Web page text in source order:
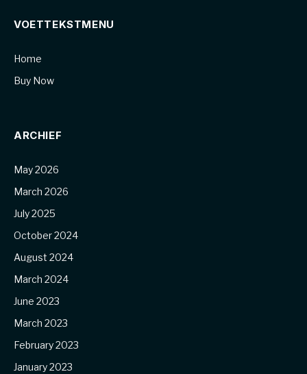
VOETTEKSTMENU
Home
Buy Now
ARCHIEF
May 2026
March 2026
July 2025
October 2024
August 2024
March 2024
June 2023
March 2023
February 2023
January 2023